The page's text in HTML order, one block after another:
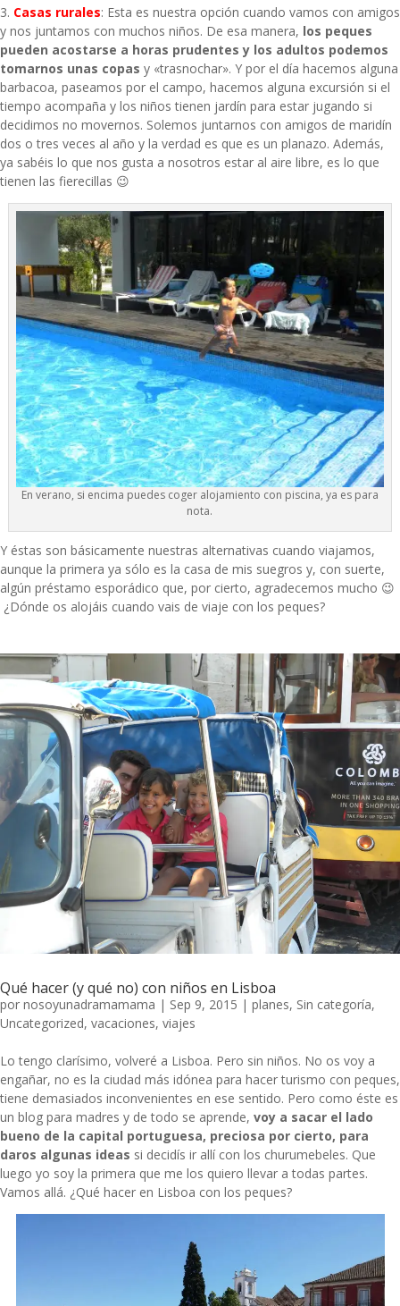
3. Casas rurales: Esta es nuestra opción cuando vamos con amigos
y nos juntamos con muchos niños. De esa manera, los peques
pueden acostarse a horas prudentes y los adultos podemos
tomarnos unas copas y «trasnochar». Y por el día hacemos alguna
barbacoa, paseamos por el campo, hacemos alguna excursión si el
tiempo acompaña y los niños tienen jardín para estar jugando si
decidimos no movernos. Solemos juntarnos con amigos de maridín
dos o tres veces al año y la verdad es que es un planazo. Además,
ya sabéis lo que nos gusta a nosotros estar al aire libre, es lo que
tienen las fierecillas 😉
En verano, si encima puedes coger alojamiento con piscina, ya es para
nota.
Y éstas son básicamente nuestras alternativas cuando viajamos,
aunque la primera ya sólo es la casa de mis suegros y, con suerte,
algún préstamo esporádico que, por cierto, agradecemos mucho 😉
¿Dónde os alojáis cuando vais de viaje con los peques?
Qué hacer (y qué no) con niños en Lisboa
por nosoyunadramamama | Sep 9, 2015 | planes, Sin categoría,
Uncategorized, vacaciones, viajes
Lo tengo clarísimo, volveré a Lisboa. Pero sin niños. No os voy a
engañar, no es la ciudad más idónea para hacer turismo con peques,
tiene demasiados inconvenientes en ese sentido. Pero como éste es
un blog para madres y de todo se aprende, voy a sacar el lado
bueno de la capital portuguesa, preciosa por cierto, para
daros algunas ideas si decidís ir allí con los churumebeles. Que
luego yo soy la primera que me los quiero llevar a todas partes.
Vamos allá. ¿Qué hacer en Lisboa con los peques?